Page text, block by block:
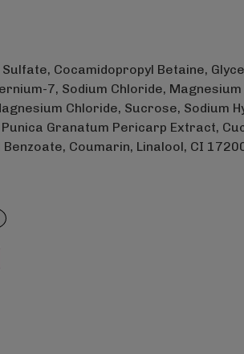
Cocamidopropyl Betaine,
7, Sodium Chloride,
Chloride, Sucrose, Sodium
Granatum Pericarp Extract,
Coumarin, Linalool, CI